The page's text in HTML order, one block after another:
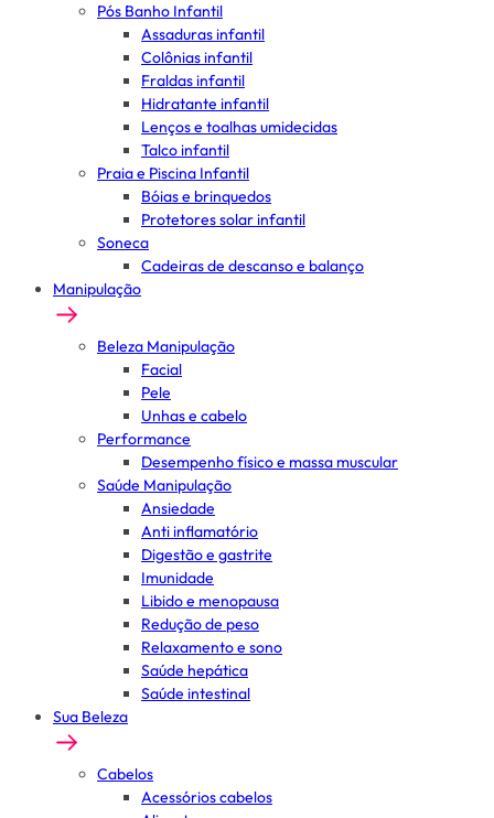
Pós Banho Infantil
Assaduras infantil
Colônias infantil
Fraldas infantil
Hidratante infantil
Lenços e toalhas umidecidas
Talco infantil
Praia e Piscina Infantil
Bóias e brinquedos
Protetores solar infantil
Soneca
Cadeiras de descanso e balanço
Manipulação
Beleza Manipulação
Facial
Pele
Unhas e cabelo
Performance
Desempenho físico e massa muscular
Saúde Manipulação
Ansiedade
Anti inflamatório
Digestão e gastrite
Imunidade
Libido e menopausa
Redução de peso
Relaxamento e sono
Saúde hepática
Saúde intestinal
Sua Beleza
Cabelos
Acessórios cabelos